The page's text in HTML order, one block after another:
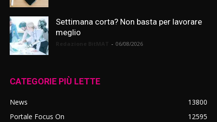
Settimana corta? Non basta per lavorare
meglio
- 06/08/2026
CATEGORIE PIÙ LETTE
News
13800
Portale Focus On
12595